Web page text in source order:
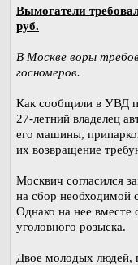
Вымогатели
руб.
В Москве воры
госномеров.
Как сообщили в УВД
27-летний владелец
его машины,
их возвращение
Москвич согласился
на сбор необходимой
Однако на нее
уголовного розыска.
Двое молодых людей,